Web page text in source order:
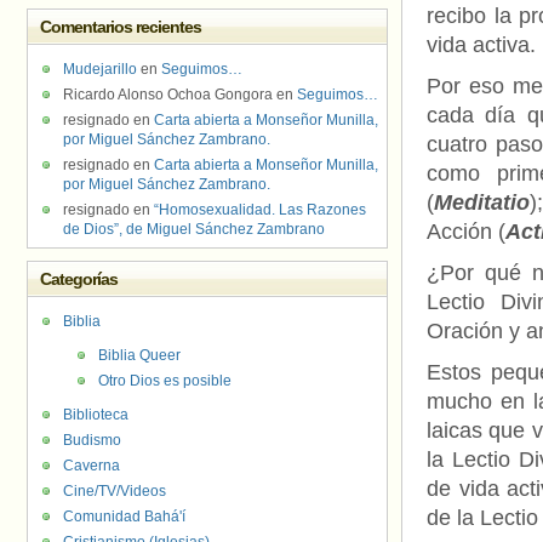
recibo la
vida activa.
Por eso
cada día
cuatro
como
(Meditatio
Acción (
¿Por qué
Lectio
Oración y
Estos
mucho en
laicas que
la Lectio
de vida
de la
Comentarios recientes
Mudejarillo en Seguimos…
Ricardo Alonso Ochoa Gongora en Seguimos…
resignado en Carta abierta a Monseñor Munilla,
por Miguel Sánchez Zambrano.
resignado en Carta abierta a Monseñor Munilla,
por Miguel Sánchez Zambrano.
resignado en “Homosexualidad. Las Razones
de Dios”, de Miguel Sánchez Zambrano
Categorías
Biblia
Biblia Queer
Otro Dios es posible
Biblioteca
Budismo
Caverna
Cine/TV/Videos
Comunidad Bahá'í